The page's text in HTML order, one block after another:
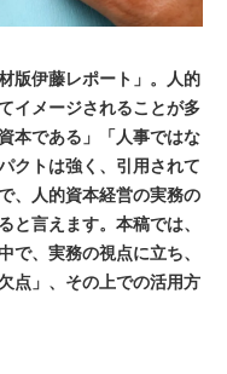
版伊藤レポート」。人的
イメージされることが多
本である」「人事ではな
クトは強く、引用されて
、人的資本経営の実務の
言えます。本稿では、
、実務の視点に立ち、
点」、その上での活用方